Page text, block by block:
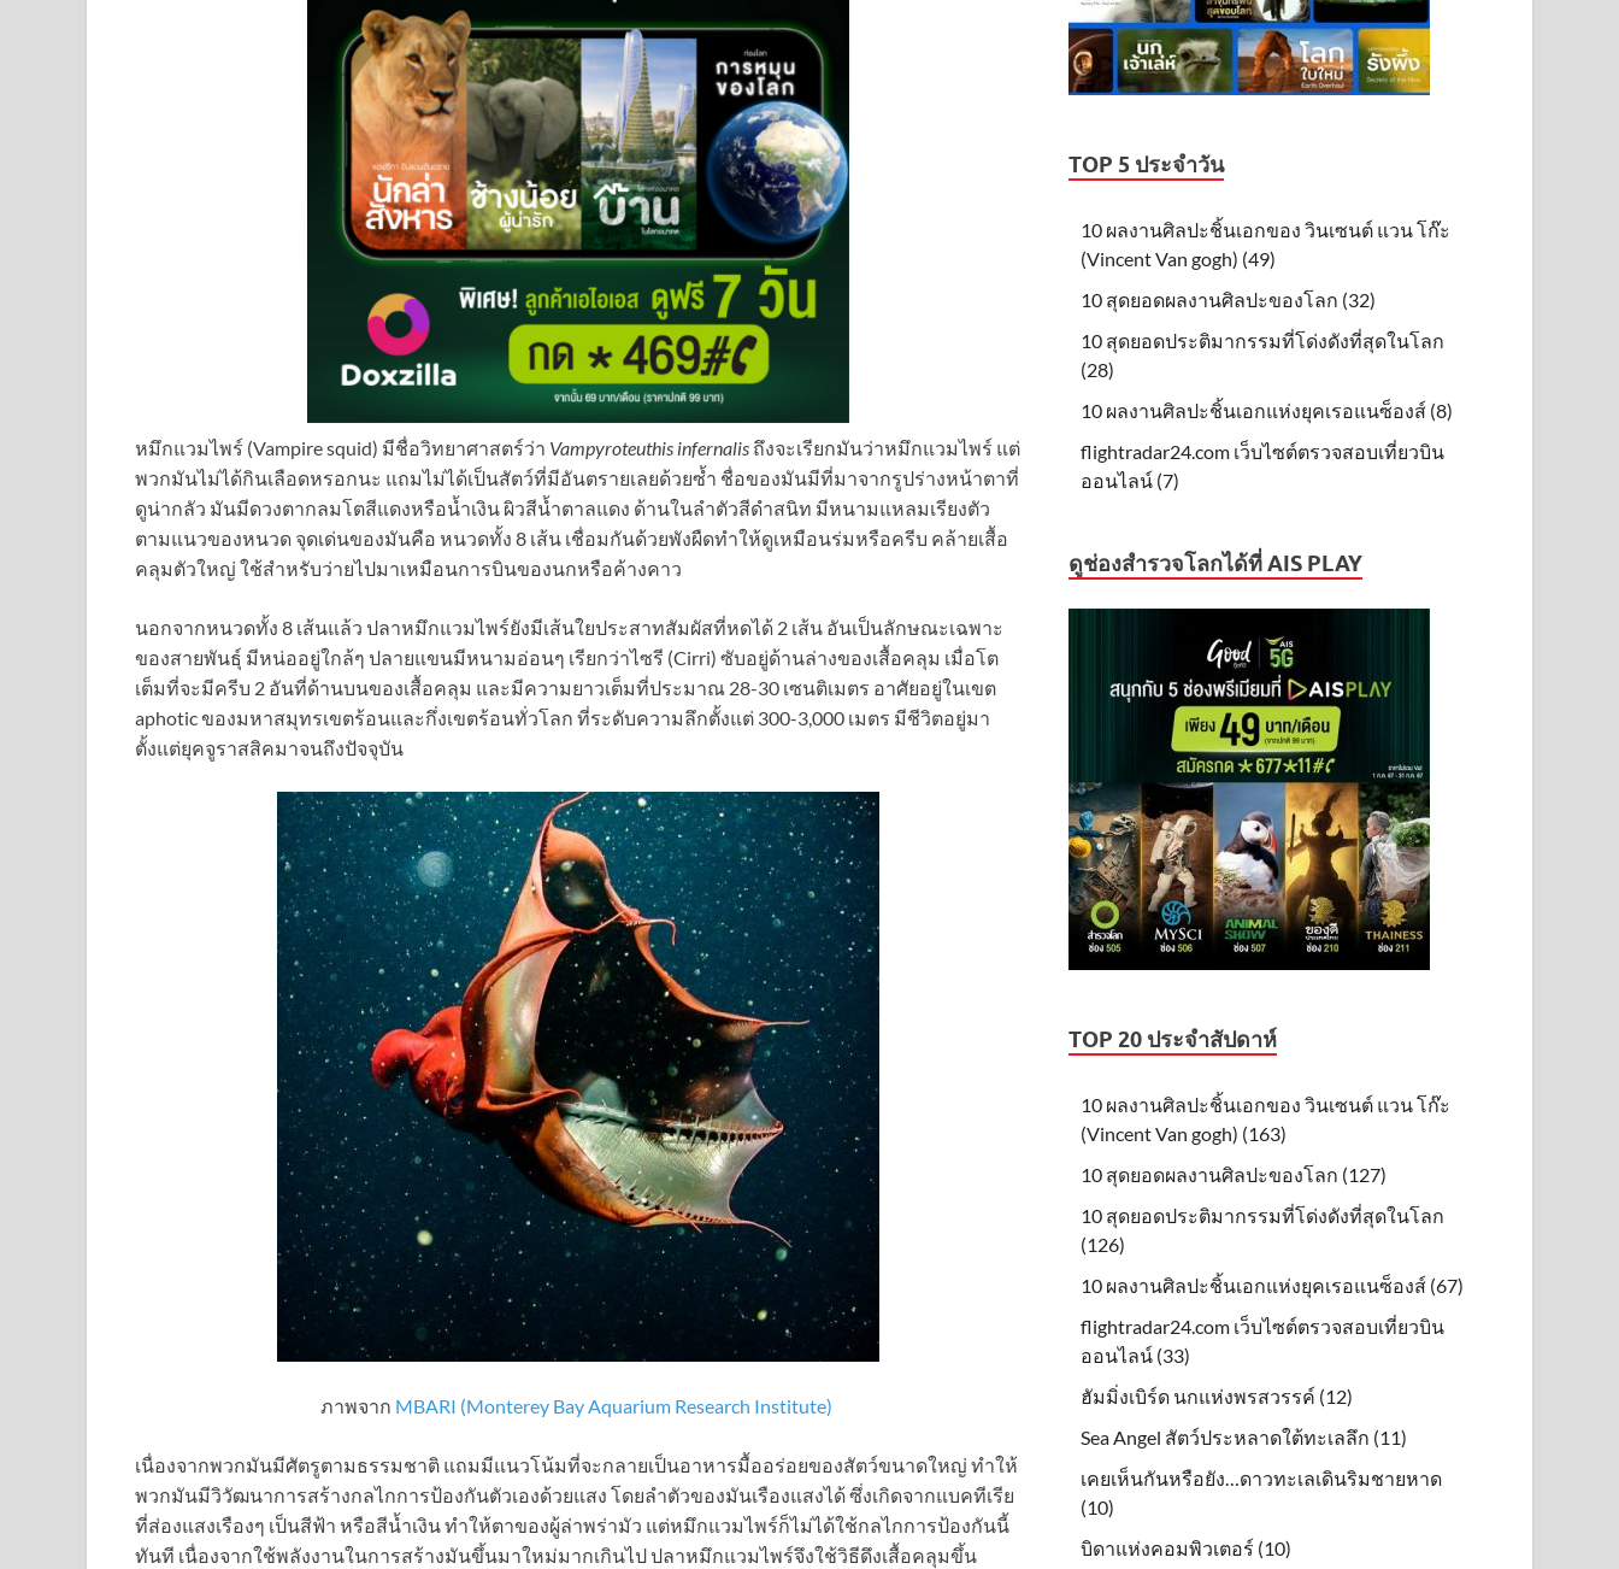
หมึกแวมไพร์ (Vampire squid) มีชื่อวิทยาศาสตร์ว่า Vampyroteuthis infernalis ถึงจะเรียกมันว่าหมึกแวมไพร์ แต่
พวกมันไม่ได้กินเลือดหรอกนะ แถมไม่ได้เป็นสัตว์ที่มีอันตรายเลยด้วยซ้ำ ชื่อของมันมีที่มาจากรูปร่างหน้าตาที่
ดูน่ากลัว มันมีดวงตากลมโตสีแดงหรือน้ำเงิน ผิวสีน้ำตาลแดง ด้านในลำตัวสีดำสนิท มีหนามแหลมเรียงตัว
ตามแนวของหนวด จุดเด่นของมันคือ หนวดทั้ง 8 เส้น เชื่อมกันด้วยพังผืดทำให้ดูเหมือนร่มหรือครีบ คล้ายเสื้อ
คลุมตัวใหญ่ ใช้สำหรับว่ายไปมาเหมือนการบินของนกหรือค้างคาว
นอกจากหนวดทั้ง 8 เส้นแล้ว ปลาหมึกแวมไพร์ยังมีเส้นใยประสาทสัมผัสที่หดได้ 2 เส้น อันเป็นลักษณะเฉพาะ
ของสายพันธุ์ มีหน่ออยู่ใกล้ๆ ปลายแขนมีหนามอ่อนๆ เรียกว่าไซรี (Cirri) ซับอยู่ด้านล่างของเสื้อคลุม เมื่อโต
เต็มที่จะมีครีบ 2 อันที่ด้านบนของเสื้อคลุม และมีความยาวเต็มที่ประมาณ 28-30 เซนติเมตร อาศัยอยู่ในเขต
aphotic ของมหาสมุทรเขตร้อนและกึ่งเขตร้อนทั่วโลก ที่ระดับความลึกตั้งแต่ 300-3,000 เมตร มีชีวิตอยู่มา
ตั้งแต่ยุคจูราสสิคมาจนถึงปัจจุบัน
ภาพจาก MBARI (Monterey Bay Aquarium Research Institute)
เนื่องจากพวกมันมีศัตรูตามธรรมชาติ แถมมีแนวโน้มที่จะกลายเป็นอาหารมื้ออร่อยของสัตว์ขนาดใหญ่ ทำให้
พวกมันมีวิวัฒนาการสร้างกลไกการป้องกันตัวเองด้วยแสง โดยลำตัวของมันเรืองแสงได้ ซึ่งเกิดจากแบคทีเรีย
ที่ส่องแสงเรืองๆ เป็นสีฟ้า หรือสีน้ำเงิน ทำให้ตาของผู้ล่าพร่ามัว แต่หมึกแวมไพร์ก็ไม่ได้ใช้กลไกการป้องกันนี้
ทันที เนื่องจากใช้พลังงานในการสร้างมันขึ้นมาใหม่มากเกินไป ปลาหมึกแวมไพร์จึงใช้วิธีดึงเสื้อคลุมขึ้น
TOP 5 ประจำวัน
10 ผลงานศิลปะชิ้นเอกของ วินเซนต์ แวน โก๊ะ
(Vincent Van gogh) (49)
10 สุดยอดผลงานศิลปะของโลก (32)
10 สุดยอดประติมากรรมที่โด่งดังที่สุดในโลก
(28)
10 ผลงานศิลปะชิ้นเอกแห่งยุคเรอแนซ็องส์ (8)
flightradar24.com เว็บไซต์ตรวจสอบเที่ยวบิน
ออนไลน์ (7)
ดูช่องสำรวจโลกได้ที่ AIS PLAY
TOP 20 ประจำสัปดาห์
10 ผลงานศิลปะชิ้นเอกของ วินเซนต์ แวน โก๊ะ
(Vincent Van gogh) (163)
10 สุดยอดผลงานศิลปะของโลก (127)
10 สุดยอดประติมากรรมที่โด่งดังที่สุดในโลก
(126)
10 ผลงานศิลปะชิ้นเอกแห่งยุคเรอแนซ็องส์ (67)
flightradar24.com เว็บไซต์ตรวจสอบเที่ยวบิน
ออนไลน์ (33)
ฮัมมิ่งเบิร์ด นกแห่งพรสวรรค์ (12)
Sea Angel สัตว์ประหลาดใต้ทะเลลึก (11)
เคยเห็นกันหรือยัง…ดาวทะเลเดินริมชายหาด
(10)
บิดาแห่งคอมพิวเตอร์ (10)